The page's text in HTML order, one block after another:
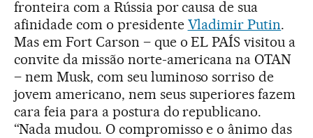
fronteira com a Rússia por causa de sua
afinidade com o presidente Vladimir Putin.
Mas em Fort Carson – que o EL PAÍS visitou a
convite da missão norte-americana na OTAN
– nem Musk, com seu luminoso sorriso de
jovem americano, nem seus superiores fazem
cara feia para a postura do republicano.
“Nada mudou. O compromisso e o ânimo das